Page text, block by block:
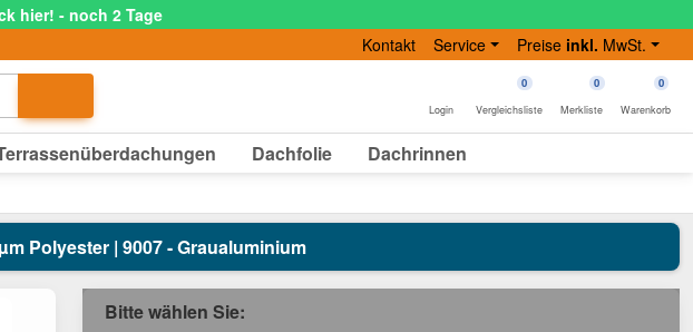
hier! - noch 2 Tage
Kontakt Service Preise inkl. MwSt.
Login
0
Vergleichsliste
0
Merkliste
0
Warenkorb
Dachfolie Dachrinnen
Polyester | 9007 - Graualuminium
Bitte wählen Sie: